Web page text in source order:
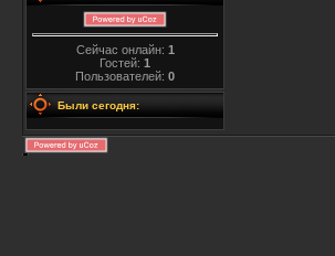
Сейчас онлайн: 1
Гостей: 1
Пользователей: 0
Были сегодня: